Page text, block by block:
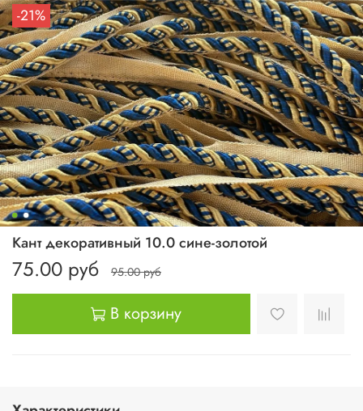
-21%
Кант декоративный 10.0 сине-золотой
75.00 руб 95.00 руб
В корзину